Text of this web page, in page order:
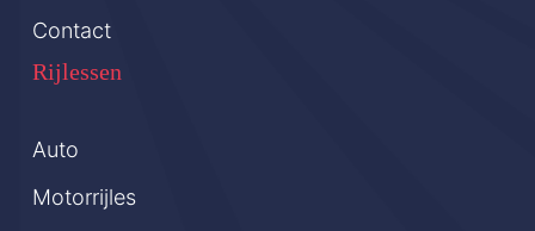
Contact
Rijlessen
Auto
Motorrijles